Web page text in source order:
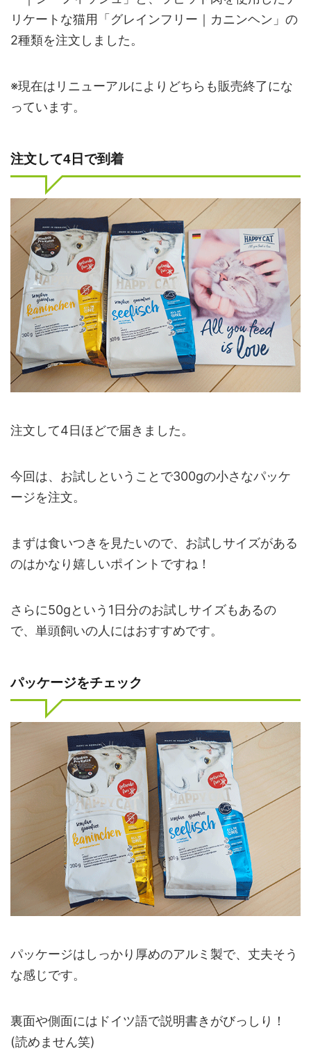
リケートな猫用「グレインフリー｜カニンヘン」の
2種類を注文しました。
※現在はリニューアルによりどちらも販売終了にな
っています。
注文して4日で到着
注文して4日ほどで届きました。
今回は、お試しということで300gの小さなパッケ
ージを注文。
まずは食いつきを見たいので、お試しサイズがある
のはかなり嬉しいポイントですね！
さらに50gという1日分のお試しサイズもあるの
で、単頭飼いの人にはおすすめです。
パッケージをチェック
パッケージはしっかり厚めのアルミ製で、丈夫そう
な感じです。
裏面や側面にはドイツ語で説明書きがびっしり！
(読めません笑)